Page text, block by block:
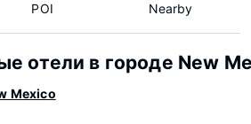
POI Nearby
отели в городе New
Mexico